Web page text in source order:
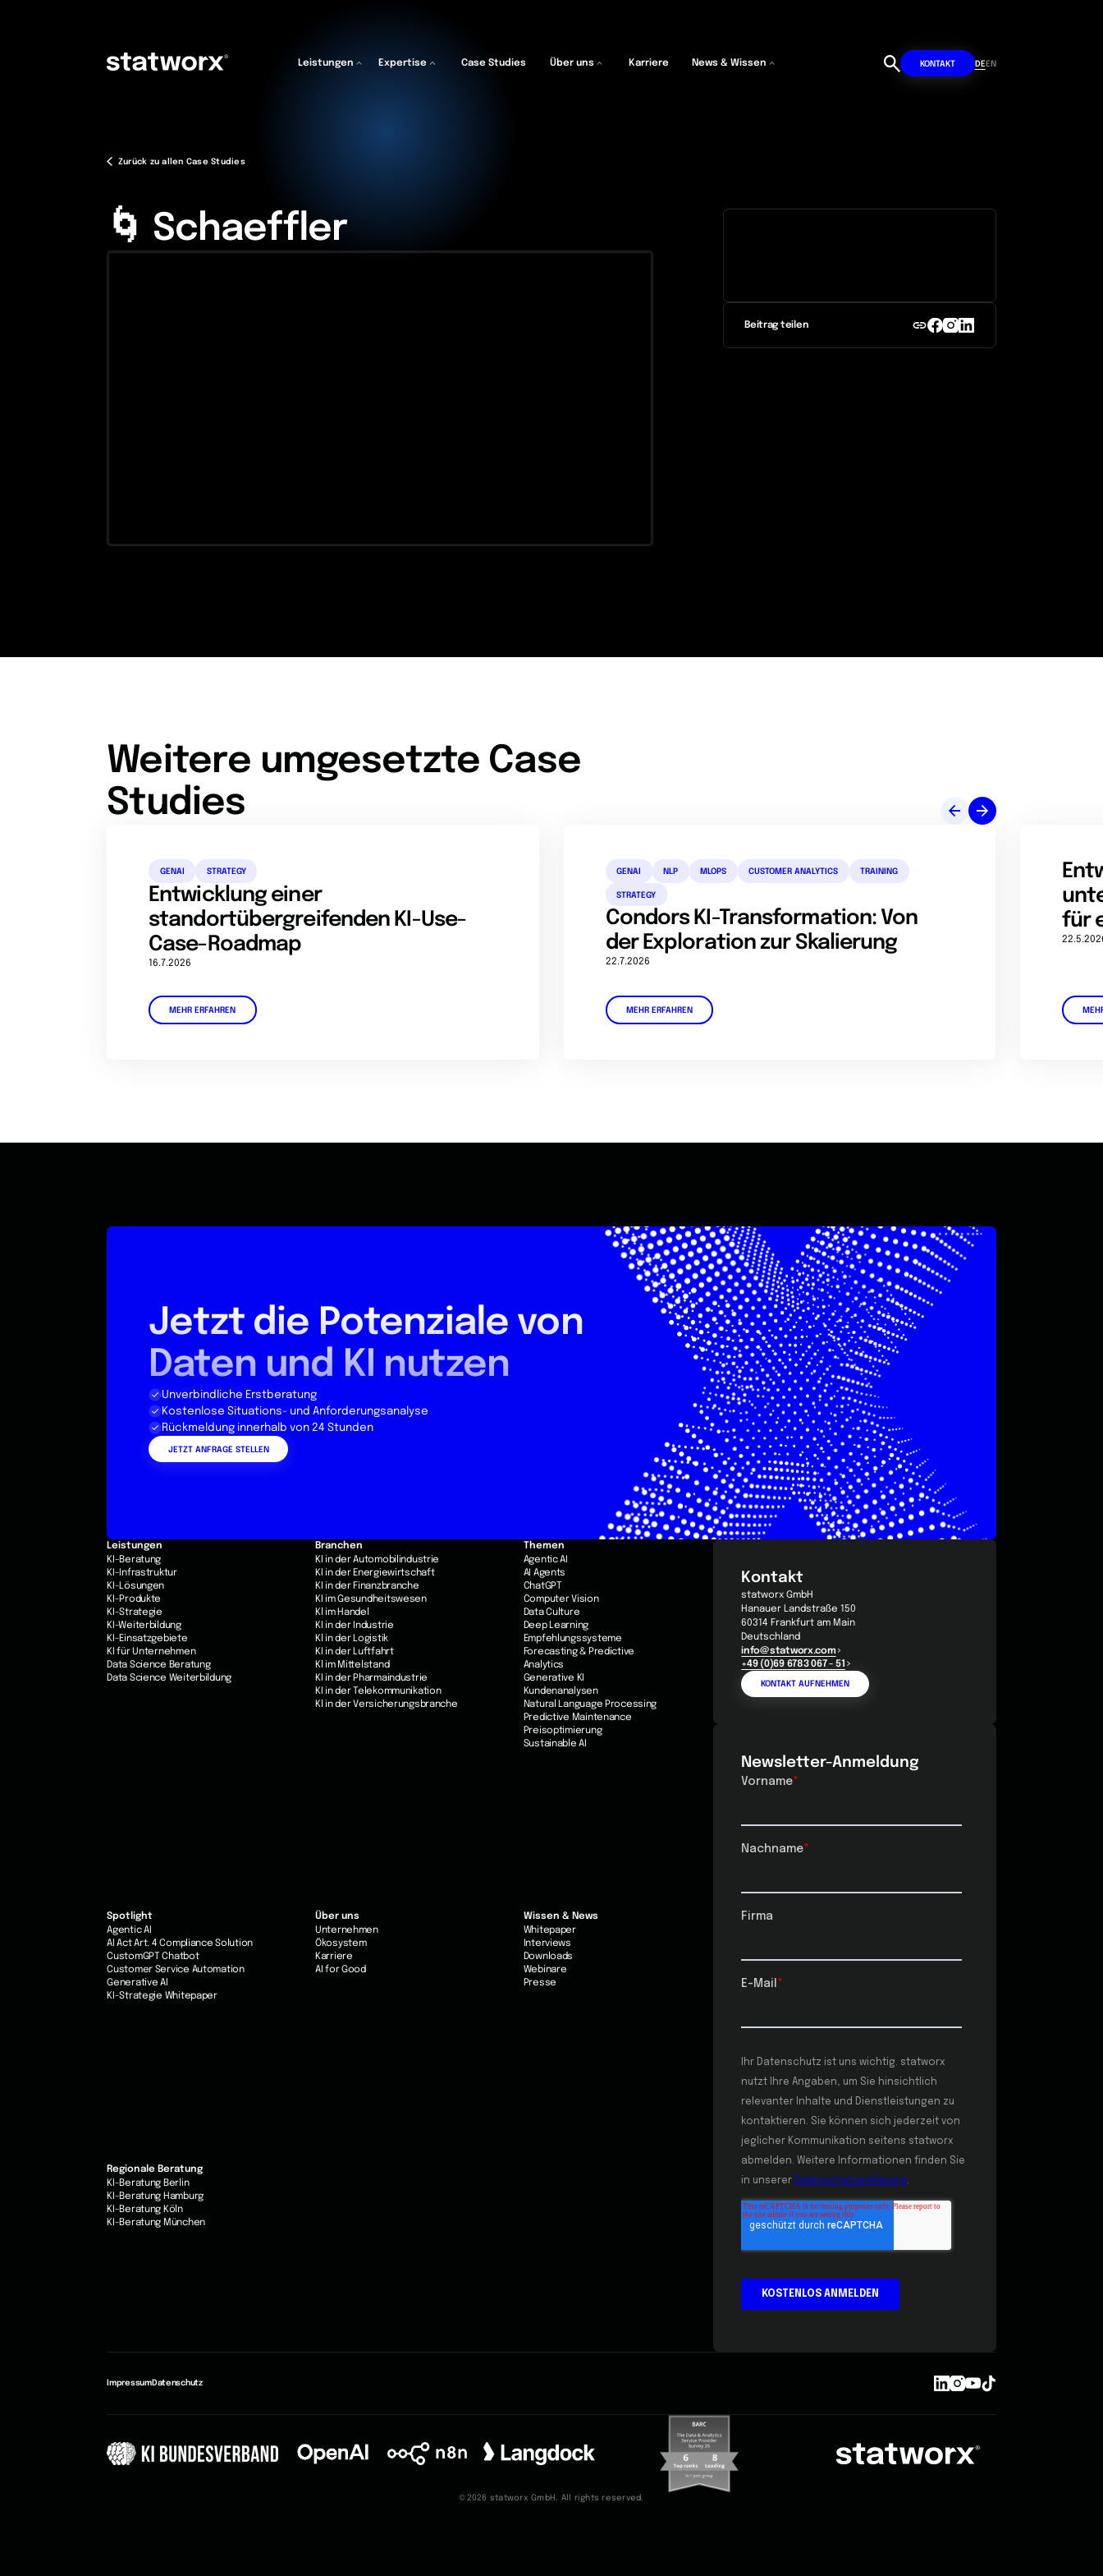
Leistungen Expertise Case Studies Über uns Karriere News & Wissen KONTAKT DE EN
Zurück zu allen Case Studies
🌀 Schaeffler
Beitrag teilen
Weitere umgesetzte Case
Studies
GENAI STRATEGY
Entwicklung einer
standortübergreifenden KI-Use-
Case-Roadmap
16.7.2026
MEHR ERFAHREN
GENAI NLP MLOPS CUSTOMER ANALYTICS TRAINING
STRATEGY
Condors KI-Transformation: Von
der Exploration zur Skalierung
22.7.2026
MEHR ERFAHREN
für
Jetzt die Potenziale von
Daten und KI nutzen
Unverbindliche Erstberatung
Kostenlose Situations- und Anforderungsanalyse
Rückmeldung innerhalb von 24 Stunden
JETZT ANFRAGE STELLEN
Leistungen
KI-Beratung
KI-Infrastruktur
KI-Lösungen
KI-Produkte
KI-Strategie
KI-Weiterbildung
KI-Einsatzgebiete
KI für Unternehmen
Data Science Beratung
Data Science Weiterbildung
Branchen
KI in der Automobilindustrie
KI in der Energiewirtschaft
KI in der Finanzbranche
KI im Gesundheitswesen
Kl im Handel
KI in der Industrie
Kl in der Logistik
KI in der Luftfahrt
Kl im Mittelstand
KI in der Pharmaindustrie
KI in der Telekommunikation
Kl in der Versicherungsbranche
Themen
Agentic AI
AI Agents
ChatGPT
Computer Vision
Data Culture
Deep Learning
Empfehlungssysteme
Forecasting & Predictive
Analytics
Generative KI
Kundenanalysen
Natural Language Processing
Predictive Maintenance
Preisoptimierung
Sustainable AI
Spotlight
Agentic AI
AI Act Art. 4 Compliance Solution
CustomGPT Chatbot
Customer Service Automation
Generative AI
KI-Strategie Whitepaper
Über uns
Unternehmen
Ökosystem
Karriere
AI for Good
Wissen & News
Whitepaper
Interviews
Downloads
Webinare
Presse
Regionale Beratung
KI-Beratung Berlin
KI-Beratung Hamburg
KI-Beratung Köln
KI-Beratung München
Kontakt
statworx GmbH
Hanauer Landstraße 150
60314 Frankfurt am Main
Deutschland
info@statworx.com
+49 (0)69 6783 067 - 51
KONTAKT AUFNEHMEN
Newsletter-Anmeldung
ImpressumDatenschutz
©2026 statworx GmbH. All rights reserved.